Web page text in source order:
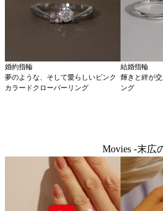
婚約指輪
夢のような、そして愛らしいピンク
カラードクローバーリング
結婚指輪
輝きと絆が
ング
Movies -末広